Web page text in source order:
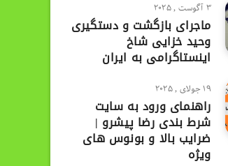
3 آگوست , 2025
ماجرای بازگشت و دستگیری
وحید خزایی شاخ
اینستاگرامی به ایران
19 جولای , 2025
راهنمای ورود به سایت
شرط بندی رضا پیشرو |
ضرایب بالا و بونوس های
ویژه